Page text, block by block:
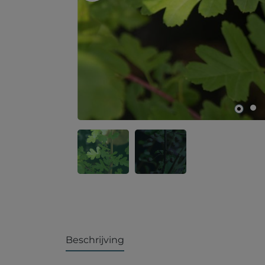
Beschrijving